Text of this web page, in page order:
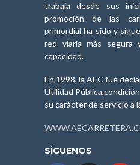
trabaja desde sus
promoción de las
primordial ha sido y
red viaria más segura
capacidad.
En 1998, la AEC fue
Utilidad
su carácter de servicio a
SÍGUENOS